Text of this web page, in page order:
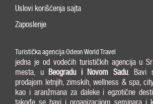
Uslovi korišćenja sajta
Zaposlenje
Turistička agencija Odeon World Travel
jedna je od vodećih turističkih agencija u
mesta, u Beogradu i Novom Sadu. Bavi
prodajom letnjih, zimskih, wellness & spa,
kao i aranžmana za daleke i egzotične